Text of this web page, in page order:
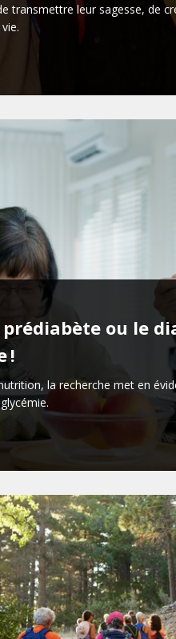
transmettre leur sagesse, de
ou le
!
la recherche met en